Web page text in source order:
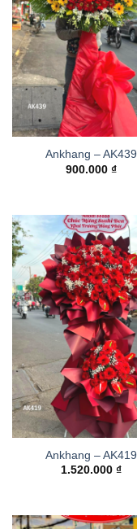
Ankhang – AK439
900.000 ₫
Ankhang – AK419
1.520.000 ₫